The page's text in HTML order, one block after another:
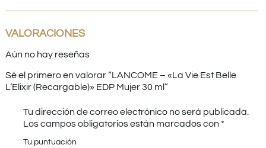
VALORACIONES
Aún no hay reseñas
Sé el primero en valorar “LANCOME – «La Vie Est Belle
L’Elixir (Recargable)» EDP Mujer 30 ml”
Tu dirección de correo electrónico no será publicada.
Los campos obligatorios están marcados con *
Tu puntuación